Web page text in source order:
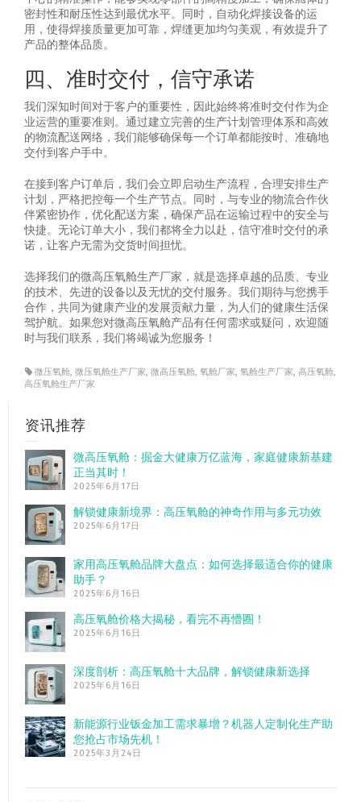
密封性和耐压性达到最优水平。同时，自动化焊接设备的运
用，使得焊接质量更加可靠，焊缝更加均匀美观，有效提升了
产品的整体品质。
四、准时交付，信守承诺
我们深知时间对于客户的重要性，因此始终将准时交付作为企
业运营的重要准则。通过建立完善的生产计划管理体系和高效
的物流配送网络，我们能够确保每一个订单都能按时、准确地
交付到客户手中。
在接到客户订单后，我们会立即启动生产流程，合理安排生产
计划，严格把控每一个生产节点。同时，与专业的物流合作伙
伴紧密协作，优化配送方案，确保产品在运输过程中的安全与
快捷。无论订单大小，我们都将全力以赴，信守准时交付的承
诺，让客户无需为交货时间担忧。
选择我们的微高压氧舱生产厂家，就是选择卓越的品质、专业
的技术、先进的设备以及无忧的交付服务。我们期待与您携手
合作，共同为健康产业的发展贡献力量，为人们的健康生活保
驾护航。如果您对微高压氧舱产品有任何需求或疑问，欢迎随
时与我们联系，我们将竭诚为您服务！
微压氧舱,微压氧舱生产厂家,微高压氧舱,氧舱厂家,氧舱生产厂家, 高压氧舱,
高压氧舱生产厂家
资讯推荐
微高压氧舱：掘金大健康万亿蓝海，家庭健康新基建
正当其时！
2025年6月17日
解锁健康新境界：高压氧舱的神奇作用与多元功效
2025年6月17日
家用高压氧舱品牌大盘点：如何选择最适合你的健康
助手？
2025年6月16日
高压氧舱价格大揭秘，看完不再懵圈！
2025年6月16日
深度剖析：高压氧舱十大品牌，解锁健康新选择
2025年6月16日
新能源行业钣金加工需求暴增？机器人定制化生产助
您抢占市场先机！
2025年3月24日